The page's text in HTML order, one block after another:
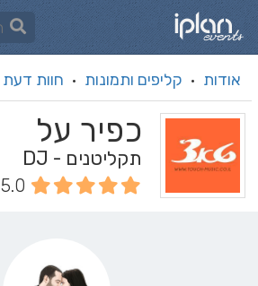
אודות · קליפים ותמונות · חוות דעת
כפיר על
תקליטנים - DJ
5.0